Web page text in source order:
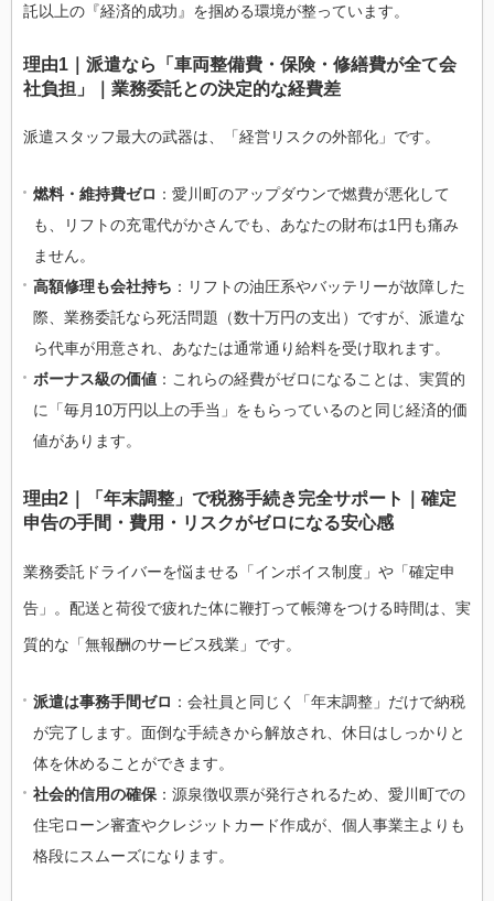
託以上の『経済的成功』を掴める環境が整っています。
理由1｜派遣なら「車両整備費・保険・修繕費が全て会
社負担」｜業務委託との決定的な経費差
派遣スタッフ最大の武器は、「経営リスクの外部化」です。
燃料・維持費ゼロ ：愛川町のアップダウンで燃費が悪化して
も、リフトの充電代がかさんでも、あなたの財布は1円も痛み
ません。
高額修理も会社持ち ：リフトの油圧系やバッテリーが故障した
際、業務委託なら死活問題（数十万円の支出）ですが、派遣な
ら代車が用意され、あなたは通常通り給料を受け取れます。
ボーナス級の価値 ：これらの経費がゼロになることは、実質的
に「毎月10万円以上の手当」をもらっているのと同じ経済的価
値があります。
理由2｜「年末調整」で税務手続き完全サポート｜確定
申告の手間・費用・リスクがゼロになる安心感
業務委託ドライバーを悩ませる「インボイス制度」や「確定申
告」。配送と荷役で疲れた体に鞭打って帳簿をつける時間は、実
質的な「無報酬のサービス残業」です。
派遣は事務手間ゼロ ：会社員と同じく「年末調整」だけで納税
が完了します。面倒な手続きから解放され、休日はしっかりと
体を休めることができます。
社会的信用の確保 ：源泉徴収票が発行されるため、愛川町での
住宅ローン審査やクレジットカード作成が、個人事業主よりも
格段にスムーズになります。